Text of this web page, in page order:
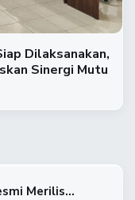
Dilaksanakan,
Sinergi Mutu
Merilis...